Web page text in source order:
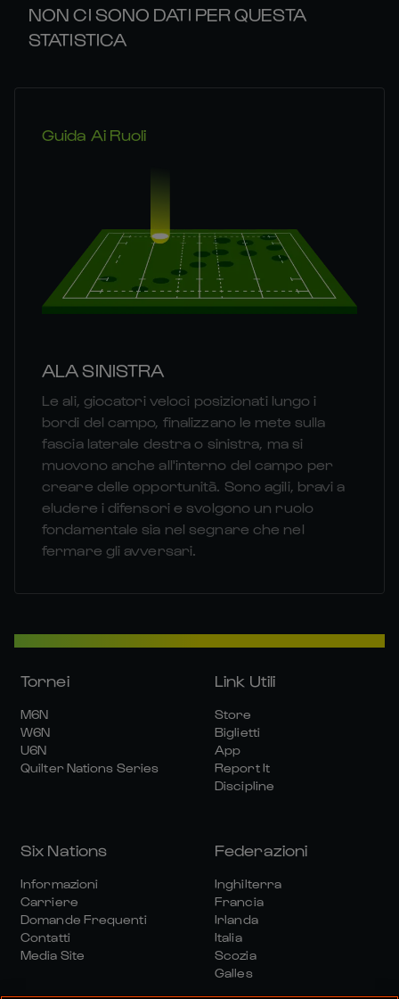
NON CI SONO DATI PER QUESTA
STATISTICA
Guida Ai Ruoli
ALA SINISTRA
Le ali, giocatori veloci posizionati lungo i
bordi del campo, finalizzano le mete sulla
fascia laterale destra o sinistra, ma si
muovono anche all'interno del campo per
creare delle opportunità. Sono agili, bravi a
eludere i difensori e svolgono un ruolo
fondamentale sia nel segnare che nel
fermare gli avversari.
Tornei
M6N
W6N
U6N
Quilter Nations Series
Link Utili
Store
Biglietti
App
Report It
Discipline
Six Nations
Informazioni
Carriere
Domande Frequenti
Contatti
Media Site
Federazioni
Inghilterra
Francia
Irlanda
Italia
Scozia
Galles